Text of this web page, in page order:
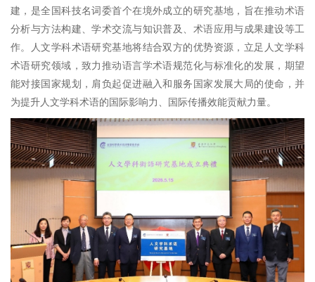
建，是全国科技名词委首个在境外成立的研究基地，旨在推动术语
分析与方法构建、学术交流与知识普及、术语应用与成果建设等工
作。人文学科术语研究基地将结合双方的优势资源，立足人文学科
术语研究领域，致力推动语言学术语规范化与标准化的发展，期望
能对接国家规划，肩负起促进融入和服务国家发展大局的使命，并
为提升人文学科术语的国际影响力、国际传播效能贡献力量。